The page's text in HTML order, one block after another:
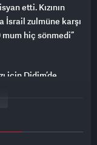
etti. Kızının
İsrail zulmüne karşı
mum hiç sönmedi”
için Didim’de
Kendi